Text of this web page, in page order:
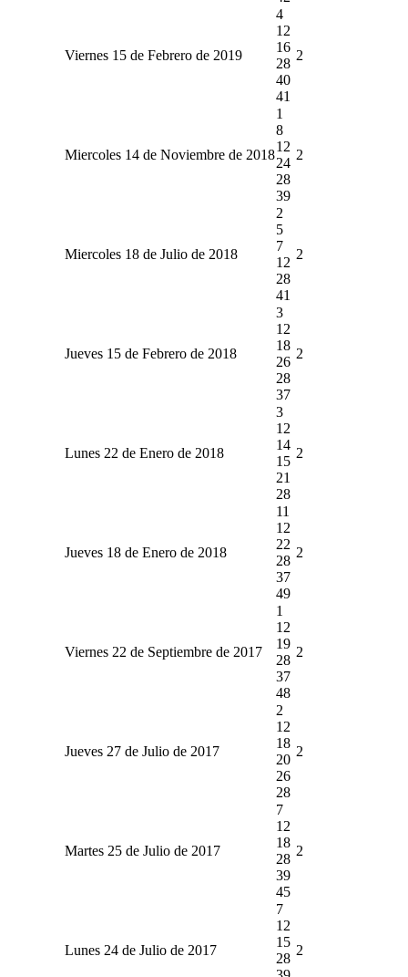
Viernes 15 de Febrero de 2019
4
12
16
28
40
41
2
Miercoles 14 de Noviembre de 2018
1
8
12
24
28
39
2
Miercoles 18 de Julio de 2018
2
5
7
12
28
41
2
Jueves 15 de Febrero de 2018
3
12
18
26
28
37
2
Lunes 22 de Enero de 2018
3
12
14
15
21
28
2
Jueves 18 de Enero de 2018
11
12
22
28
37
49
2
Viernes 22 de Septiembre de 2017
1
12
19
28
37
48
2
Jueves 27 de Julio de 2017
2
12
18
20
26
28
2
Martes 25 de Julio de 2017
7
12
18
28
39
45
2
Lunes 24 de Julio de 2017
7
12
15
28
2